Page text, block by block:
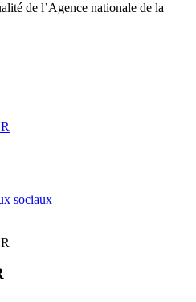
de l’Agence nationale de la
sociaux